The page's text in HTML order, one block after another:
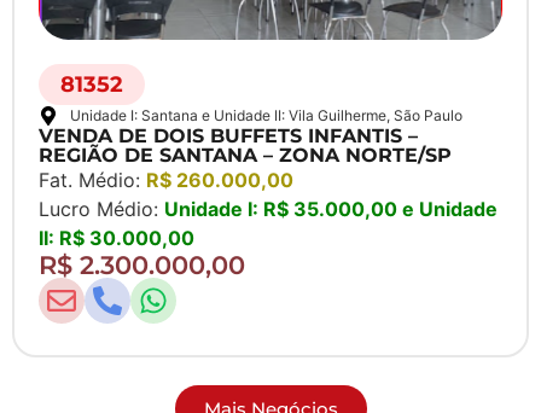
81352
Unidade I: Santana e Unidade II: Vila Guilherme, São Paulo
VENDA DE DOIS BUFFETS INFANTIS –
REGIÃO DE SANTANA – ZONA NORTE/SP
Fat. Médio: R$ 260.000,00
Lucro Médio: Unidade I: R$ 35.000,00 e Unidade
II: R$ 30.000,00
R$ 2.300.000,00